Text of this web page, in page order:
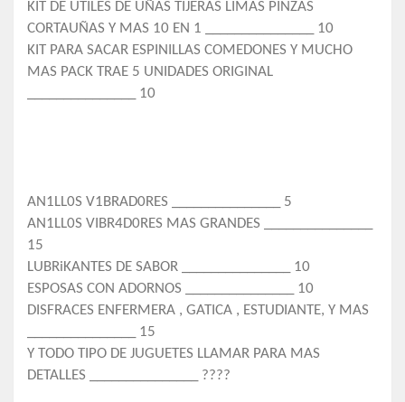
KIT DE UTILES DE UÑAS TIJERAS LIMAS PINZAS
CORTAUÑAS Y MAS 10 EN 1 _______________ 10
KIT PARA SACAR ESPINILLAS COMEDONES Y MUCHO
MAS PACK TRAE 5 UNIDADES ORIGINAL
_______________ 10
AN1LL0S V1BRAD0RES _______________ 5
AN1LL0S VIBR4D0RES MAS GRANDES _______________
15
LUBRiKANTES DE SABOR _______________ 10
ESPOSAS CON ADORNOS _______________ 10
DISFRACES ENFERMERA , GATICA , ESTUDIANTE, Y MAS
_______________ 15
Y TODO TIPO DE JUGUETES LLAMAR PARA MAS
DETALLES _______________ ????